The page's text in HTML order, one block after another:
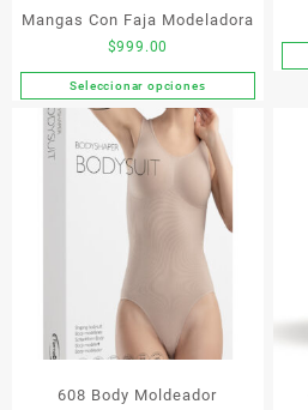
de
producto
Mangas Con Faja Modeladora
$999.00
Seleccionar opciones
Este
producto
tiene
múltiples
variantes.
elegir
página
608 Body Moldeador